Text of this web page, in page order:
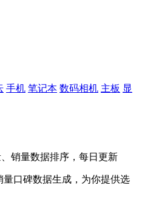
手机 笔记本 数码相机 主板 显
销量数据排序，每日更新
口碑数据生成，为你提供选